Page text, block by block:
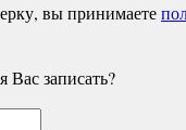
вы принимаете
Вас записать?